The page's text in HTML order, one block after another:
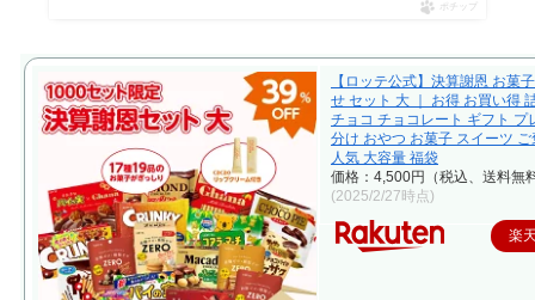
ポチップ
【ロッテ公式】決算謝恩 お菓
せ セット 大 ｜ お得 お買い得
チョコ チョコレート ギフト プ
分け おやつ お菓子 スイーツ
人気 大容量 福袋
価格：4,500円（税込、送料無
(2025/2/27時点)
楽